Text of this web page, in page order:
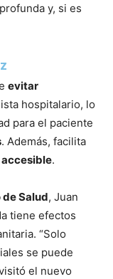
y, si es
evitar
hospitalario, lo
para el paciente
. Además, facilita
.
Salud, Juan
tiene efectos
“Solo
se puede
el nuevo